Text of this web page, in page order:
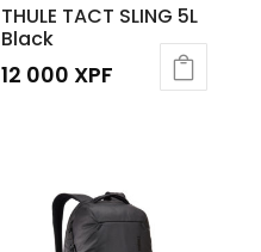
THULE TACT SLING 5L
Black
12 000 XPF